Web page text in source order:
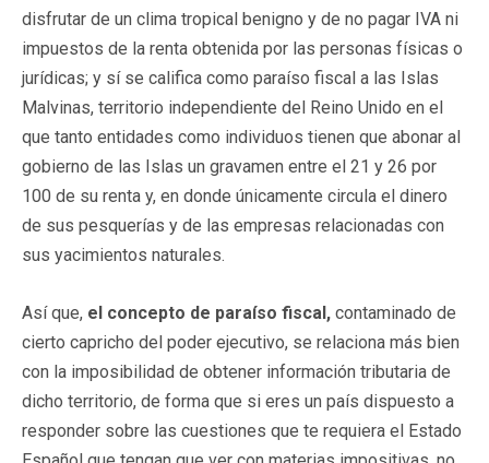
disfrutar de un clima tropical benigno y de no pagar IVA ni
impuestos de la renta obtenida por las personas físicas o
jurídicas; y sí se califica como paraíso fiscal a las Islas
Malvinas, territorio independiente del Reino Unido en el
que tanto entidades como individuos tienen que abonar al
gobierno de las Islas un gravamen entre el 21 y 26 por
100 de su renta y, en donde únicamente circula el dinero
de sus pesquerías y de las empresas relacionadas con
sus yacimientos naturales.
Así que, el concepto de paraíso fiscal, contaminado de
cierto capricho del poder ejecutivo, se relaciona más bien
con la imposibilidad de obtener información tributaria de
dicho territorio, de forma que si eres un país dispuesto a
responder sobre las cuestiones que te requiera el Estado